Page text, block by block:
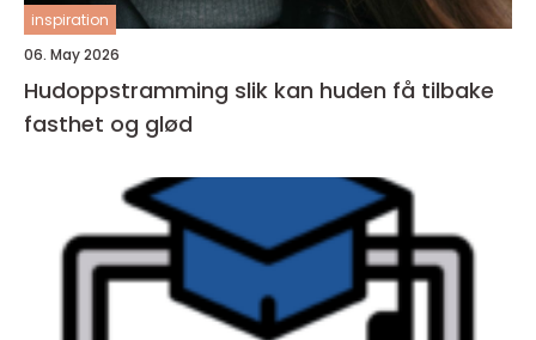
inspiration
06. May 2026
Hudoppstramming slik kan huden få tilbake
fasthet og glød